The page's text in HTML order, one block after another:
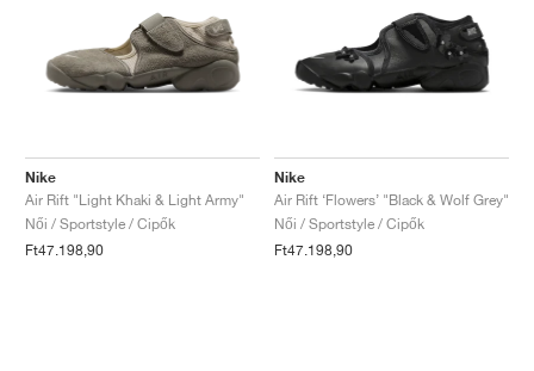
Nike
Air Rift "Light Khaki & Light Army"
Női / Sportstyle / Cipők
Ft47.198,90
Nike
Air Rift ‘Flowers’ "Black & Wolf Grey"
Női / Sportstyle / Cipők
Ft47.198,90